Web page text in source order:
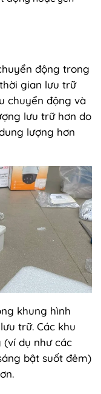
động trong
gian lưu trữ
chuyển động và
lưu trữ hơn do
lượng hơn
khung hình
trữ. Các khu
(ví dụ như các
bật suốt đêm)